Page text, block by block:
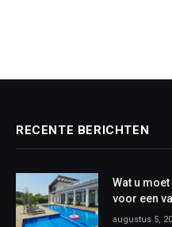
RECENTE BERICHTEN
Wat u
voor een
augustus 5,